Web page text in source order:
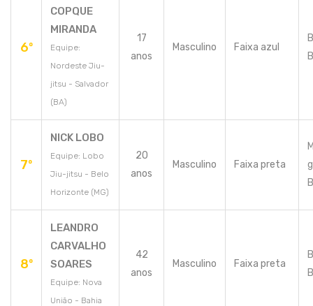
6º
COPQUE
MIRANDA
Equipe:
Nordeste Jiu-
jitsu - Salvador
(BA)
17
anos
Masculino Faixa azul
7º
NICK LOBO
Equipe: Lobo
Jiu-jitsu - Belo
Horizonte (MG)
20
anos
Masculino Faixa preta
8º
LEANDRO
CARVALHO
SOARES
Equipe: Nova
União - Bahia
42
anos
Masculino Faixa preta